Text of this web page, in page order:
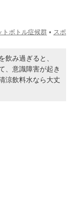
トボトル症候群 • スポ
飲み過ぎると、
、意識障害が起き
涼飲料水なら大丈